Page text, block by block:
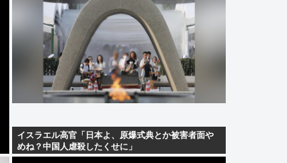
イスラエル高官「日本よ、原爆式典とか被害者面や
めね？中国人虐殺したくせに」